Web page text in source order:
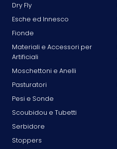
Dry Fly
Esche ed Innesco
Fionde
Materiali e Accessori per
Artificiali
Moschettoni e Anelli
Pasturatori
Pesi e Sonde
Scoubidou e Tubetti
Serbidore
Stoppers